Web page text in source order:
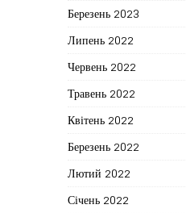
Березень 2023
Липень 2022
Червень 2022
Травень 2022
Квітень 2022
Березень 2022
Лютий 2022
Січень 2022